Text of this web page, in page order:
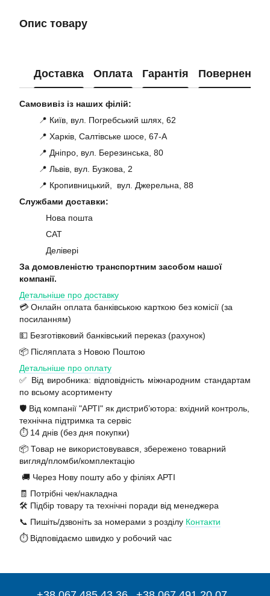
Опис товару
Доставка Оплата Гарантія Повернення
Самовивіз із наших філій:
📍 Київ, вул. Погребський шлях, 62
📍 Харків, Салтівське шосе, 67-А
📍 Дніпро, вул. Березинська, 80
📍 Львів, вул. Бузкова, 2
📍 Кропивницький, вул. Джерельна, 88
Службами доставки:
Нова пошта
САТ
Делівері
За домовленістю транспортним засобом нашої
компанії.
Детальніше про доставку
💳 Онлайн оплата банківською карткою без комісії (за
посиланням)
💵 Безготівковий банківський переказ (рахунок)
📦 Післяплата з Новою Поштою
Детальніше про оплату
✅ Від виробника: відповідність міжнародним стандартам
по всьому асортименту
🛡️ Від компанії "АРТІ" як дистриб’ютора: вхідний контроль,
технічна підтримка та сервіс
⏱️ 14 днів (без дня покупки)
📦 Товар не використовувався, збережено товарний
вигляд/пломби/комплектацію
🚚 Через Нову пошту або у філіях АРТІ
🧾 Потрібні чек/накладна
🛠️ Підбір товару та технічні поради від менеджера
📞 Пишіть/дзвоніть за номерами з розділу Контакти
⏱️ Відповідаємо швидко у робочий час